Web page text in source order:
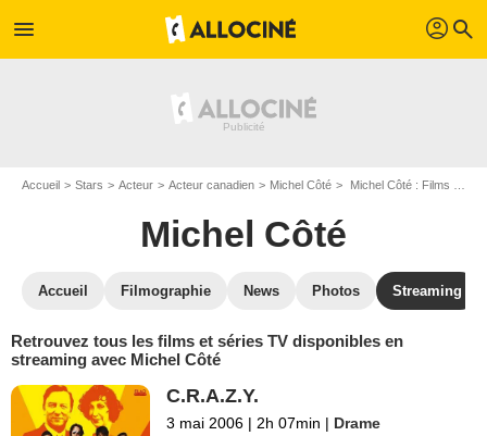
menu profil search
Accueil Stars Acteur Acteur canadien Michel Côté Michel Côté : Films et séries online
Michel Côté
Accueil Filmographie News Photos Streaming
Retrouvez tous les films et séries TV disponibles en
streaming avec Michel Côté
C.R.A.Z.Y.
3 mai 2006 | 2h 07min | Drame